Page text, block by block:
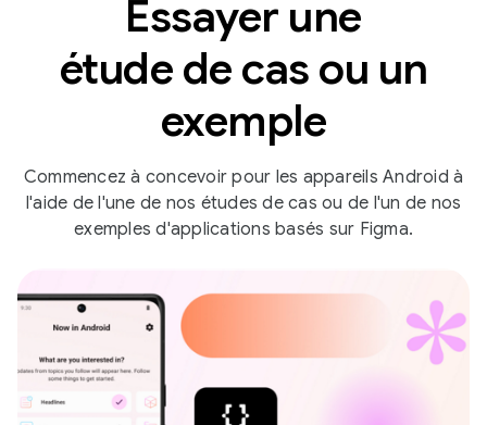
Essayer une
étude de cas ou un
exemple
Commencez à concevoir pour les appareils Android à
l'aide de l'une de nos études de cas ou de l'un de nos
exemples d'applications basés sur Figma.